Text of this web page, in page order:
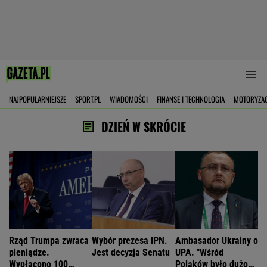
NAJPOPULARNIEJSZE SPORT.PL WIADOMOŚCI FINANSE I TECHNOLOGIA
DZIEŃ W SKRÓCIE
Rząd Trumpa zwraca
pieniądze.
Wypłacono 100
Wybór prezesa IPN.
Jest decyzja Senatu
Ambasador Ukrainy o
UPA. "Wśród
Polaków było dużo